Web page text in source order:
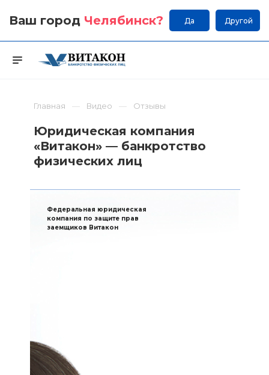
Ваш город Челябинск? Да Другой
Главная Видео Отзывы
Юридическая компания
«Витакон» — банкротство
физических лиц
Федеральная юридическая
компания по защите прав
заемщиков Витакон